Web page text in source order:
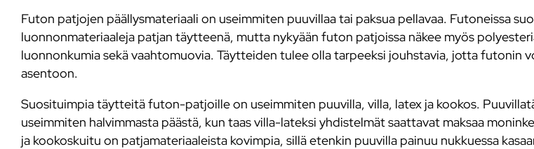
Futon patjojen päällysmateriaali on useimmiten puuvillaa tai paksua pellavaa. Futoneissa
luonnonmateriaaleja patjan täytteenä, mutta nykyään futon patjoissa näkee myös
luonnonkumia sekä vaahtomuovia. Täytteiden tulee olla tarpeeksi jouhstavia, jotta futonin
asentoon.
Suosituimpia täytteitä futon-patjoille on useimmiten puuvilla, villa, latex ja kookos.
useimmiten halvimmasta päästä, kun taas villa-lateksi yhdistelmät saattavat maksaa
ja kookoskuitu on patjamateriaaleista kovimpia, sillä etenkin puuvilla painuu nukkuessa